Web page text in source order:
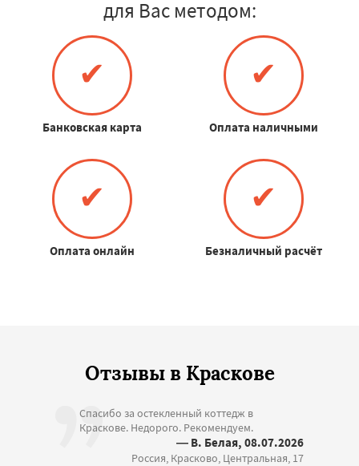
для Вас методом:
✔
Банковская карта
✔
Оплата наличными
✔
Оплата онлайн
✔
Безналичный расчёт
Отзывы в Краскове
Спасибо за остекленный коттедж в
Краскове. Недорого. Рекомендуем.
— В. Белая, 08.07.2026
Россия, Красково, Центральная, 17